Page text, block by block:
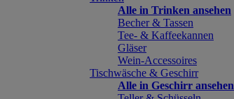
Alle in Trinken ansehen
Becher & Tassen
Tee- & Kaffeekannen
Gläser
Wein-Accessoires
Tischwäsche & Geschirr
Alle in Geschirr ansehen